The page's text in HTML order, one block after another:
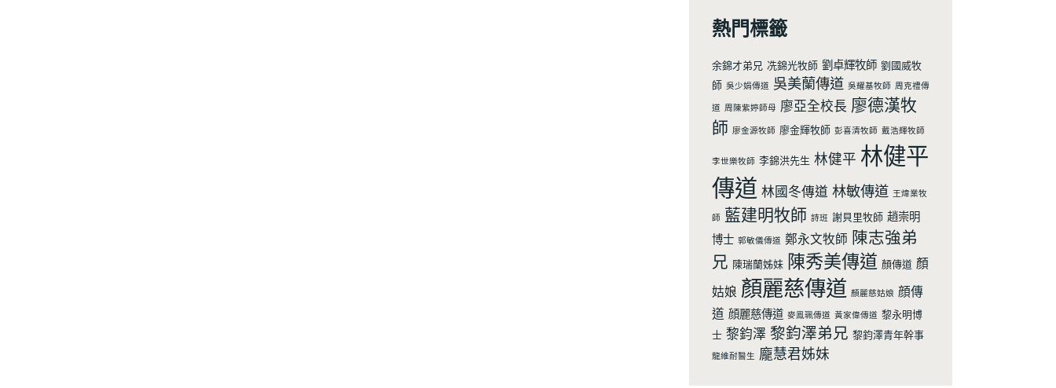
熱門標籤
余錦才弟兄 冼錦光牧師 劉卓輝牧師 劉國威牧
師 吳少娟傳道 吳美蘭傳道 吳耀基牧師 周克禮傳
道 周陳紫婷師母 廖亞全校長 廖德漢牧
師 廖金源牧師 廖金輝牧師 彭喜清牧師 戴浩輝牧師
李世樂牧師 李錦洪先生 林健平 林健平
傳道 林國冬傳道 林敏傳道 王煒業牧
師 藍建明牧師 詩班 謝貝里牧師 趙崇明
博士 郭敏儀傳道 鄭永文牧師 陳志強弟
兄 陳瑞蘭姊妹 陳秀美傳道 顏傳道 顏
姑娘 顏麗慈傳道 顏麗慈姑娘 顔傳
道 顔麗慈傳道 麥鳯珮傳道 黃家偉傳道 黎永明博
士 黎鈞澤 黎鈞澤弟兄 黎鈞澤青年幹事
龍維耐醫生 龐慧君姊妹